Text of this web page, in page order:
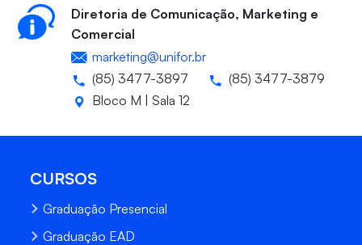
Diretoria de Comunicação, Marketing e
Comercial
marketing@unifor.br
(85) 3477-3897
(85) 3477-3879
Bloco M | Sala 12
CURSOS
Graduação Presencial
Graduação EAD